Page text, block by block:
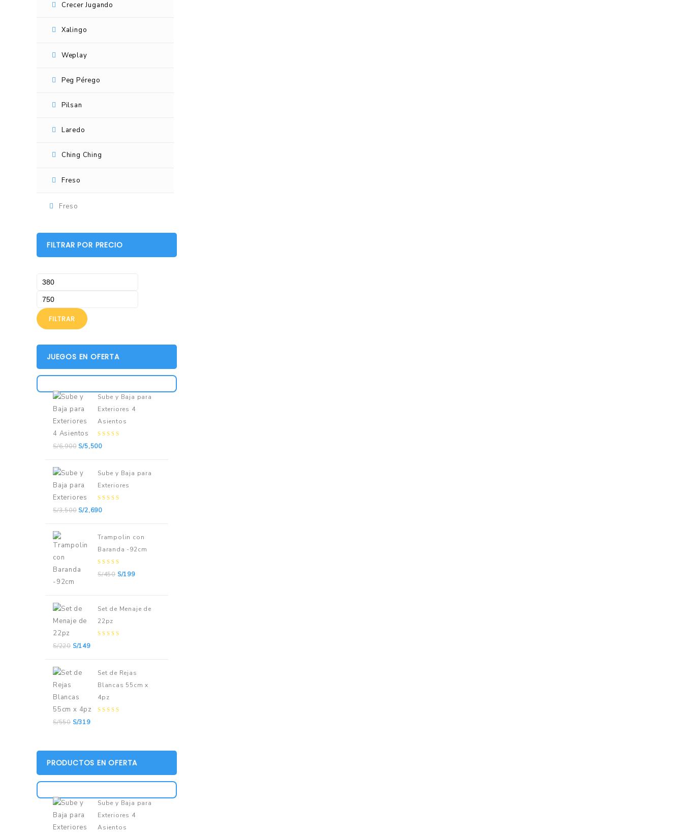
Crecer Jugando
Xalingo
Weplay
Peg Pérego
Pilsan
Laredo
Ching Ching
Freso
Laredo
Ching Ching
Freso
FILTRAR POR PRECIO
FILTRAR
JUEGOS EN OFERTA
Sube y Baja para
Exteriores 4
Asientos
0
5
S/6,900 S/5,500
Sube y Baja para
Exteriores
0
5
S/3,500 S/2,690
Trampolin con
Baranda -92cm
S/450 S/199
Set de Menaje de
22pz
5
S/220 S/149
Set de Rejas
Blancas 55cm x
4pz
S/550 S/319
PRODUCTOS EN OFERTA
Sube y Baja para
Exteriores 4
Asientos